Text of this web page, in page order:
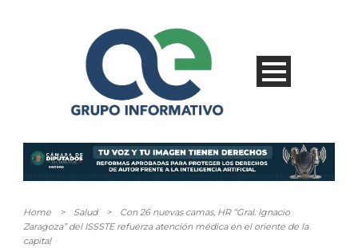
Home > Salud >
Con 26 nuevas camas, HR “Gral. Ignacio
Zaragoza” del ISSSTE refuerza atención médica en el oriente de la
capital